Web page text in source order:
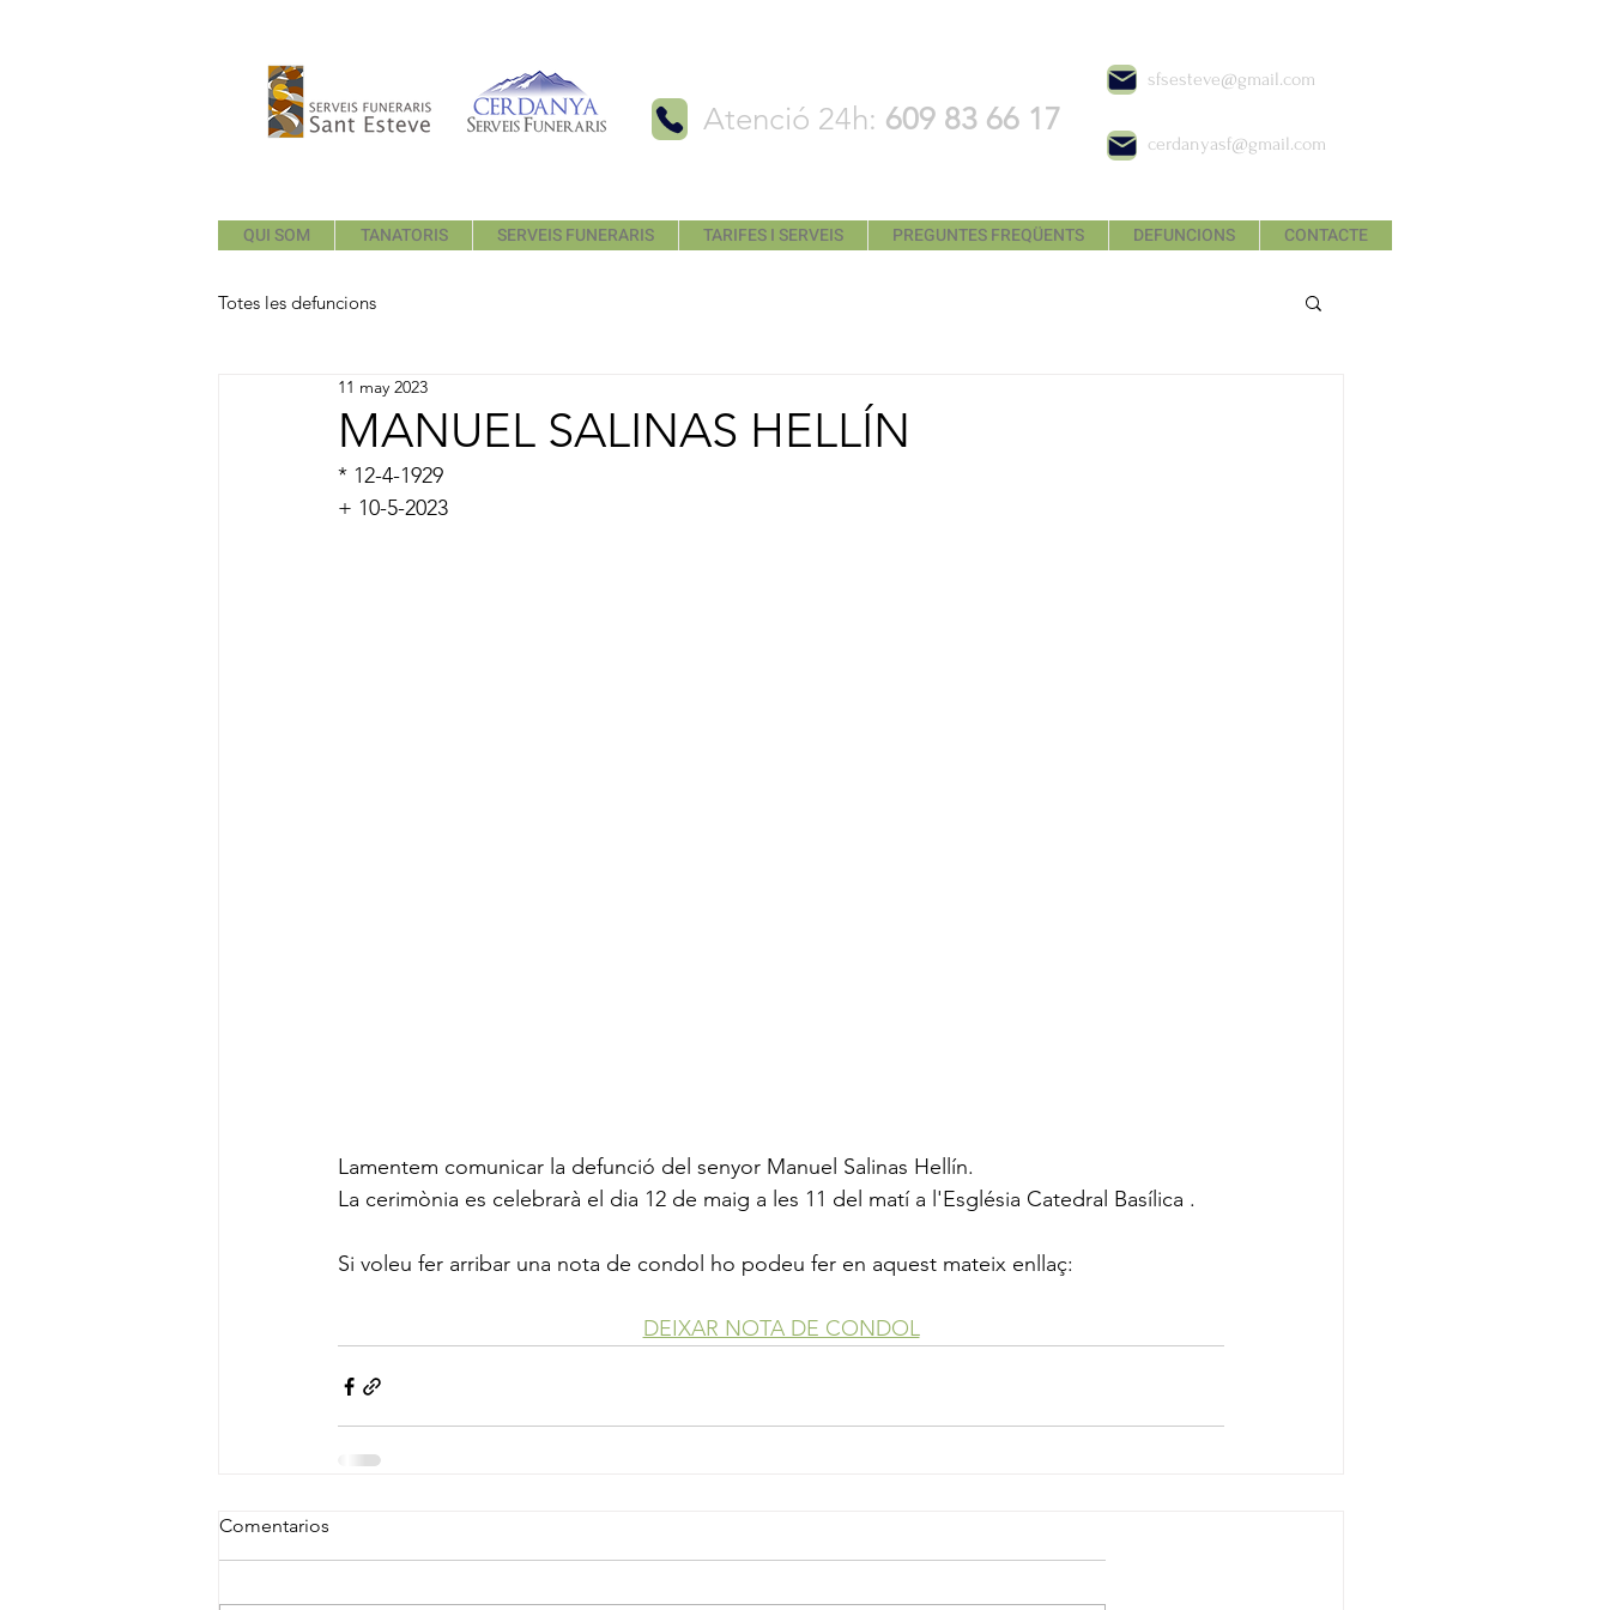
sfsesteve@gmail.com
Atenció 24h: 609 83 66 17
cerdanyasf@gmail.com
QUI SOM TANATORIS SERVEIS FUNERARIS TARIFES I SERVEIS PREGUNTES FREQÜENTS DEFUNCIONS CONTACTE
Totes les defuncions
MANUEL SALINAS HELLÍN
11 may 2023
* 12-4-1929
+ 10-5-2023
Lamentem comunicar la defunció del senyor Manuel Salinas Hellín.
La cerimònia es celebrarà el dia 12 de maig a les 11 del matí a l'Església Catedral Basílica .
Si voleu fer arribar una nota de condol ho podeu fer en aquest mateix enllaç:
DEIXAR NOTA DE CONDOL
Comentarios